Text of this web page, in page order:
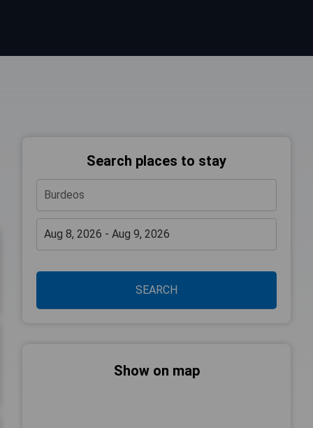
Search places to stay
SEARCH
Show on map